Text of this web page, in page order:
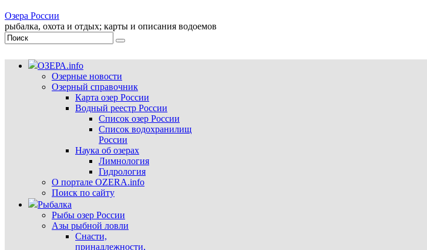
Озера России
рыбалка, охота и отдых; карты и описания водоемов
ОЗЕРА.info
Озерные новости
Озерный справочник
Карта озер России
Водный реестр России
Список озер России
Список водохранилищ
России
Наука об озерах
Лимнология
Гидрология
О портале OZERA.info
Поиск по сайту
Рыбалка
Рыбы озер России
Азы рыбной ловли
Снасти,
принадлежности,